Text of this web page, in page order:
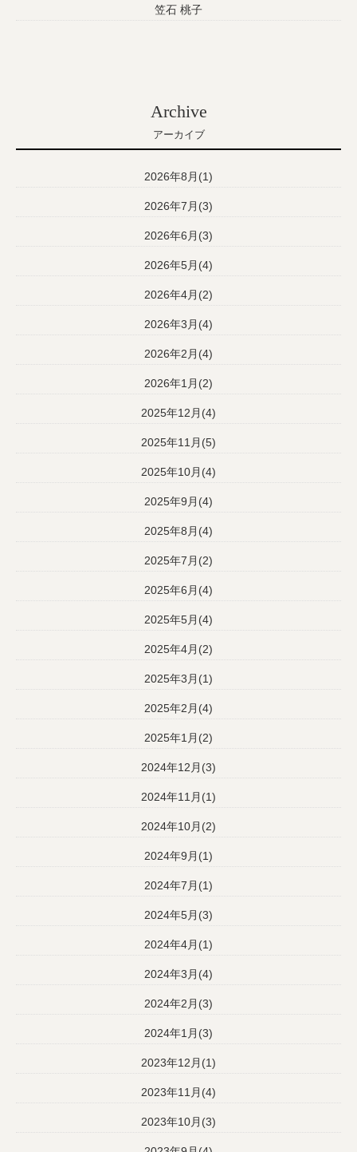
笠石 桃子
Archive
アーカイブ
2026年8月(1)
2026年7月(3)
2026年6月(3)
2026年5月(4)
2026年4月(2)
2026年3月(4)
2026年2月(4)
2026年1月(2)
2025年12月(4)
2025年11月(5)
2025年10月(4)
2025年9月(4)
2025年8月(4)
2025年7月(2)
2025年6月(4)
2025年5月(4)
2025年4月(2)
2025年3月(1)
2025年2月(4)
2025年1月(2)
2024年12月(3)
2024年11月(1)
2024年10月(2)
2024年9月(1)
2024年7月(1)
2024年5月(3)
2024年4月(1)
2024年3月(4)
2024年2月(3)
2024年1月(3)
2023年12月(1)
2023年11月(4)
2023年10月(3)